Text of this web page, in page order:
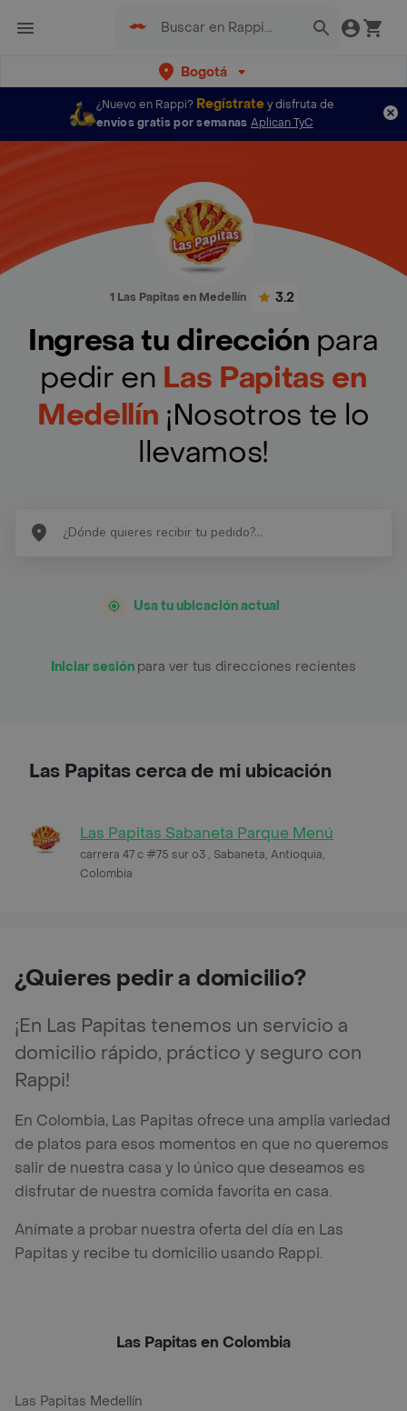
Bogotá
¿Nuevo en Rappi? Regístratey disfruta de
envíos gratis por semanas Aplican TyC
1 Las Papitas en Medellín 3.2
Ingresa tu dirección para
pedir en Las Papitas en
Medellín ¡Nosotros te lo
llevamos!
Usa tu ubicación actual
Iniciar sesión para ver tus direcciones recientes
Las Papitas cerca de mi ubicación
Las Papitas Sabaneta Parque Menú
carrera 47 c #75 sur o3 , Sabaneta, Antioquia,
Colombia
¿Quieres pedir a domicilio?
¡En Las Papitas tenemos un servicio a
domicilio rápido, práctico y seguro con
Rappi!
En Colombia, Las Papitas ofrece una amplia variedad
de platos para esos momentos en que no queremos
salir de nuestra casa y lo único que deseamos es
disfrutar de nuestra comida favorita en casa.
Anímate a probar nuestra oferta del día en Las
Papitas y recibe tu domicilio usando Rappi.
Las Papitas en Colombia
Las Papitas Medellín